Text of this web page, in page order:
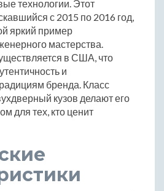
технологии. Этот
с 2015 по 2016 год,
яркий пример
мастерства.
в США, что
и
бренда. Класс
кузов делают его
для тех, кто ценит